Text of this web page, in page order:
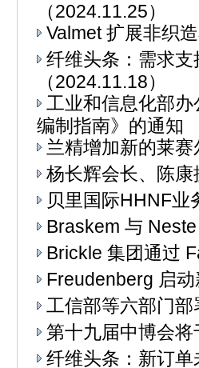
（2024.11.25）
Valmet 扩展非织
纤维头条：需求
（2024.11.18）
工业和信息化部
编制指南》的通知
兰精增加新的莱
杨长辉会长、陈
贝里国际HHNF业
Braskem 与
Brickle 集团通过
Freudenberg 启
工信部等六部门
第十九届中博会
纤维头条：新订